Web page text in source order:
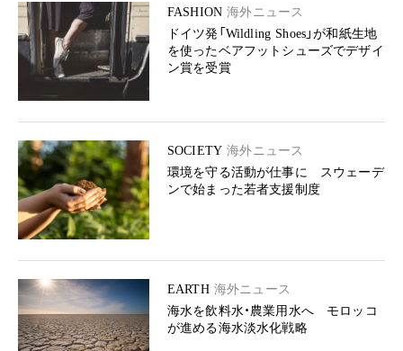
FASHION 海外ニュース
ドイツ発「Wildling Shoes」が和紙生地
を使ったベアフットシューズでデザイ
ン賞を受賞
SOCIETY 海外ニュース
環境を守る活動が仕事に スウェーデ
ンで始まった若者支援制度
EARTH 海外ニュース
海水を飲料水・農業用水へ モロッコ
が進める海水淡水化戦略